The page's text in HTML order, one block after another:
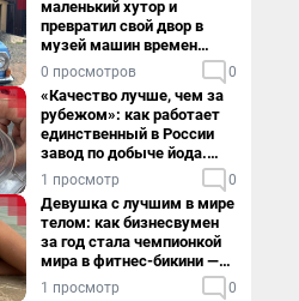
маленький хутор и
превратил свой двор в
музей машин времен
СССР. Видео
0 просмотров 0
«Качество лучше, чем за
рубежом»: как работает
единственный в России
завод по добыче йода.
Видео
1 просмотр 0
Девушка с лучшим в мире
телом: как бизнесвумен
за год стала чемпионкой
мира в фитнес-бикини —
видео
1 просмотр 0